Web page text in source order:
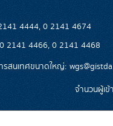
4444, 0 2141 4674
2141 4466, 0 2141 4468
สนเทศขนาดใหญ่:
จำนวนผู้เข้